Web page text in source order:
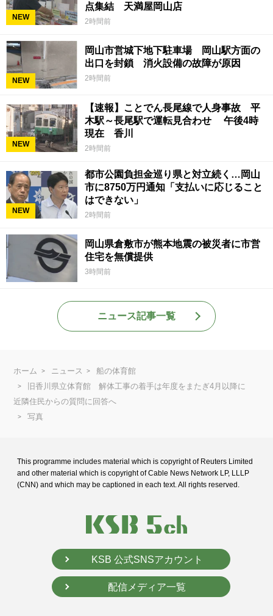
NEW
点集結 天満屋岡山店
2時間前
NEW
岡山市営城下地下駐車場 岡山駅方面の
出口を封鎖 消火設備の故障が原因
2時間前
NEW
【速報】ことでん長尾線で人身事故 平
木駅～長尾駅で運転見合わせ 午後4時
現在 香川
2時間前
NEW
都市公園負担金巡り県と対立続く…岡山
市に8750万円通知「支払いに応じること
はできない」
2時間前
岡山県倉敷市が熊本地震の被災者に市営
住宅を無償提供
3時間前
ニュース記事一覧
ホーム ニュース
船の体育館
旧香川県立体育館 解体工事の着手は年度をまたぎ4月以降に
近隣住民からの質問に回答へ
写真
This programme includes material which is copyright of Reuters Limited
and other material which is copyright of Cable News Network LP, LLLP
(CNN) and which may be captioned in each text. All rights reserved.
KSB 公式SNSアカウント
配信メディア一覧